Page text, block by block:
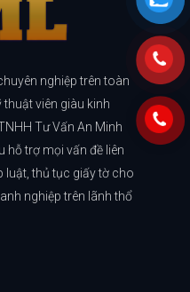
nghiệp trên toàn
thuật viên giàu kinh
Tư Vấn An Minh
hỗ trợ mọi vấn đề liên
luật, thủ tục giấy tờ cho
nghiệp trên lãnh thổ